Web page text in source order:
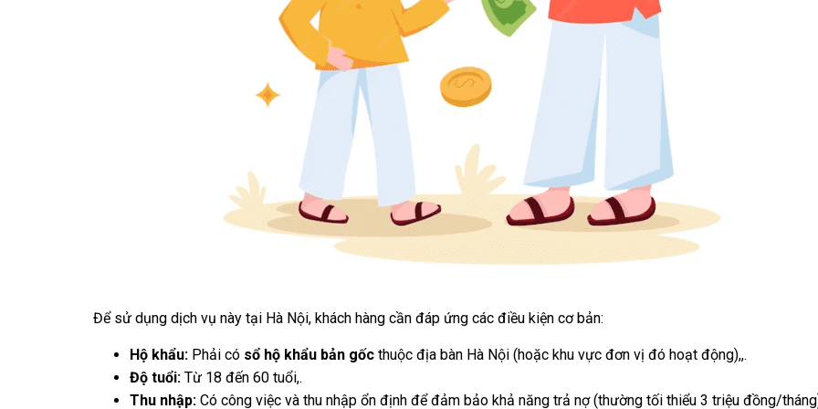
Để sử dụng dịch vụ này tại Hà Nội, khách hàng cần đáp ứng các điều kiện cơ bản:
Hộ khẩu: Phải có sổ hộ khẩu bản gốc thuộc địa bàn Hà Nội (hoặc khu vực đơn vị đó hoạt động),,.
Độ tuổi: Từ 18 đến 60 tuổi,.
Thu nhập: Có công việc và thu nhập ổn định để đảm bảo khả năng trả nợ (thường tối thiểu 3 triệu đồng/